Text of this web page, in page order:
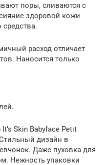
поры, сливаются с
здоровой кожи
средства.
расход отличает
Наносится только
Skin Babyface Petit
дизайн в
Даже пуховка для
Нежность упаковки